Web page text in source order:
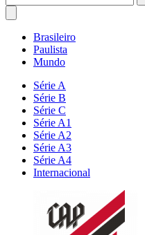
Brasileiro
Paulista
Mundo
Série A
Série B
Série C
Série A1
Série A2
Série A3
Série A4
Internacional